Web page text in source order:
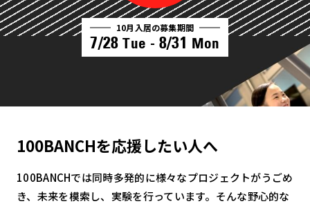
10月入居の募集期間
7/28 Tue - 8/31 Mon
100BANCHを応援したい人へ
100BANCHでは同時多発的に様々なプロジェクトがうごめ
き、未来を模索し、実験を行っています。そんな野心的な